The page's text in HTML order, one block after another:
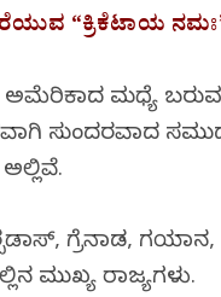
“ಕ್ರಿಕೆಟಾಯ
ಮಧ್ಯೆ ಬರುವ
ಗ್ರೆನಾಡ,
ಮುಖ್ಯ ರಾಜ್ಯಗಳು.